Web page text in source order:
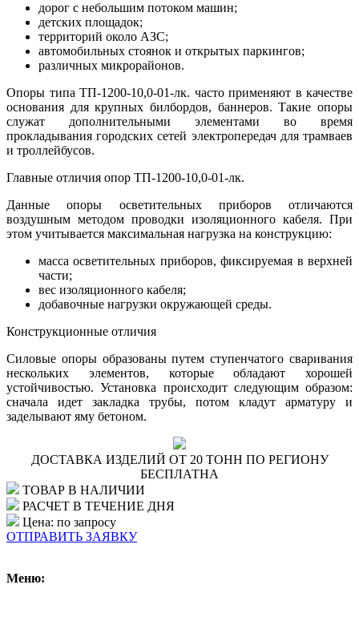
дорог с небольшим потоком машин;
детских площадок;
территорий около АЗС;
автомобильных стоянок и открытых паркингов;
различных микрорайонов.
Опоры типа ТП-1200-10,0-01-лк. часто применяют в качестве
основания для крупных билбордов, баннеров. Такие опоры
служат дополнительными элементами во время
прокладывания городских сетей электропередач для трамваев
и троллейбусов.
Главные отличия опор ТП-1200-10,0-01-лк.
Данные опоры осветительных приборов отличаются
воздушным методом проводки изоляционного кабеля. При
этом учитывается максимальная нагрузка на конструкцию:
масса осветительных приборов, фиксируемая в верхней
части;
вес изоляционного кабеля;
добавочные нагрузки окружающей среды.
Конструкционные отличия
Силовые опоры образованы путем ступенчатого сваривания
нескольких элементов, которые обладают хорошей
устойчивостью. Установка происходит следующим образом:
сначала идет закладка трубы, потом кладут арматуру и
заделывают яму бетоном.
ДОСТАВКА ИЗДЕЛИЙ ОТ 20 ТОНН ПО РЕГИОНУ
БЕСПЛАТНА
ТОВАР В НАЛИЧИИ
РАСЧЕТ В ТЕЧЕНИЕ ДНЯ
Цена: по запросу
ОТПРАВИТЬ ЗАЯВКУ
Меню: